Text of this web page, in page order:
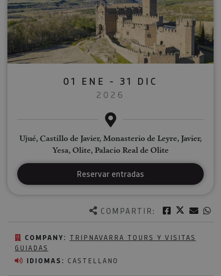
COMPARTIR: Facebook
Twitter
COMPANY: TRIPNAVARRA TOURS Y VISITAS
GUIADAS
IDIOMAS: CASTELLANO
01 ENE - 31 DIC
2026
Ujué, Castillo de Javier, Monasterio de Leyre, Javier,
Yesa, Olite, Palacio Real de Olite
Reservar entradas